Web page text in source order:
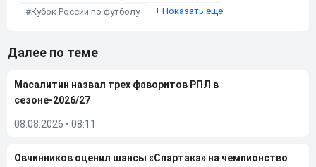
Кубок России по футболу
+ Показать ещё
Далее по теме
Масалитин назвал трех фаворитов РПЛ в
сезоне-2026/27
08.08.2026 • 08:11
Овчинников оценил шансы «Спартака» на чемпионство